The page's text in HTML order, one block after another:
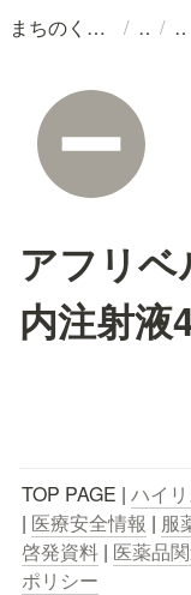
まちのくすりばこ / /
アフリ
内注射液
TOP PAGE | ハイ
| 医療安全情報 | 服
啓発資料 | 医薬品
ポリシー